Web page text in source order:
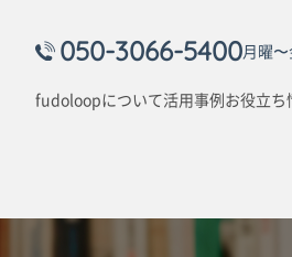
050-3066-5400月曜
fudoloopについて活用事例お役立ち